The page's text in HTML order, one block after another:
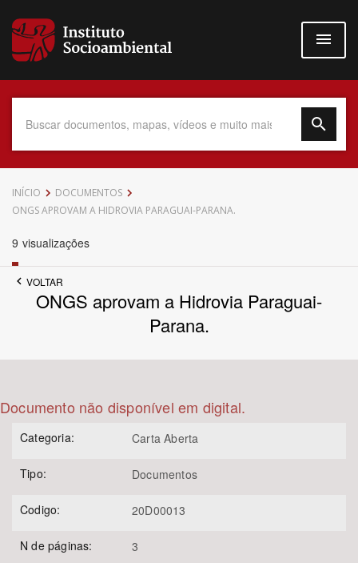
para
conteúdo
Data do Documento
Até
Tema
Subtema
INÍCIO
DOCUMENTOS
ONGS APROVAM A HIDROVIA PARAGUAI-PARANA.
9 visualizações
VOLTAR
ONGS aprovam a Hidrovia Paraguai-
Parana.
Documento não disponível em digital.
Categoria: Carta Aberta
Tipo: Documentos
Codigo: 20D00013
N de páginas: 3